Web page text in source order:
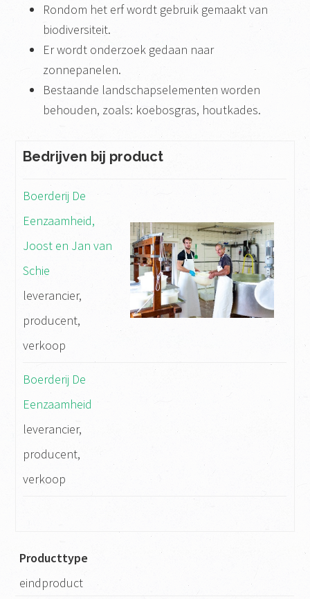
Rondom het erf wordt gebruik gemaakt van
biodiversiteit.
Er wordt onderzoek gedaan naar
zonnepanelen.
Bestaande landschapselementen worden
behouden, zoals: koebosgras, houtkades.
Bedrijven bij product
Boerderij De
Eenzaamheid,
Joost en Jan van
Schie
leverancier,
producent,
verkoop
Boerderij De
Eenzaamheid
leverancier,
producent,
verkoop
Producttype
eindproduct